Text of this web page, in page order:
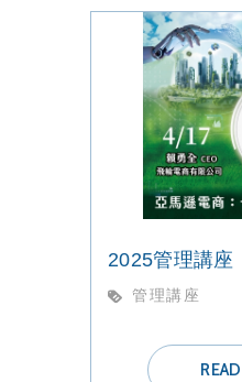
管理講座